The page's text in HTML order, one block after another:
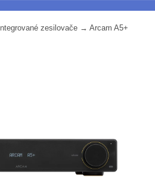
Integrované zesilovače → Arcam A5+